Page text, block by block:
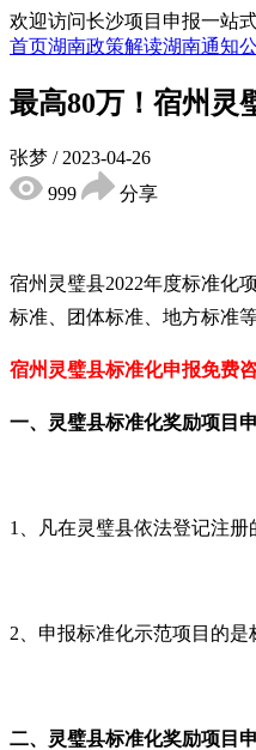
欢迎访问长沙项目申报一站
首页湖南政策解读湖南通知
最高80万！宿州灵
张梦 / 2023-04-26
999
分享
宿州灵璧县2022年度标准化
标准、团体标准、地方标准
宿州灵璧县标准化申报免费
一、灵璧县标准化奖励项目
1、凡在灵璧县依法登记注册
2、申报标准化示范项目的是
二、灵璧县标准化奖励项目